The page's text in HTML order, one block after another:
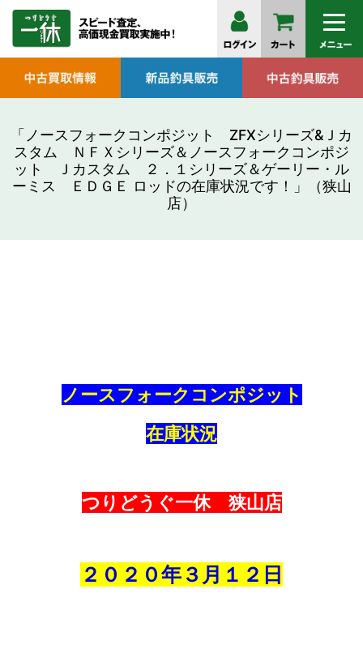
「ノースフォークコンポジット ZFXシリーズ&Ｊカ
スタム ＮＦＸシリーズ＆ノースフォークコンポジ
ット Ｊカスタム ２．１シリーズ＆ゲーリー・ル
ーミス ＥＤＧＥ ロッドの在庫状況です！」（狭山
店）
ノースフォークコンポジット
在庫状況
つりどうぐ一休 狭山店
２０２０年３ 月１２ 日